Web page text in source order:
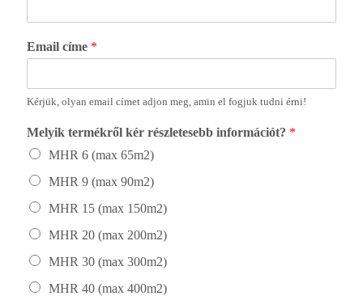
Email címe *
Kérjük, olyan email címet adjon meg, amin el fogjuk tudni érni!
Melyik termékről kér részletesebb információt? *
MHR 6 (max 65m2)
MHR 9 (max 90m2)
MHR 15 (max 150m2)
MHR 20 (max 200m2)
MHR 30 (max 300m2)
MHR 40 (max 400m2)